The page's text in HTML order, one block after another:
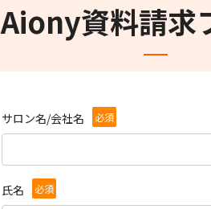
Aiony資料請求
サロン名/会社名 必須
氏名 必須